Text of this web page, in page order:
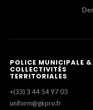
POLICE MUNICIPALE &
COLLECTIVITÉS
TERRITORIALES
+(33) 3 44 54 97 03
uniform@gkpro.fr